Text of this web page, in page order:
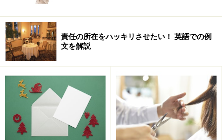
教授は各都市の成人住民35人に約18メートルを歩いても
責任の所在をハッキリさせたい！ 英語での例
文を解説